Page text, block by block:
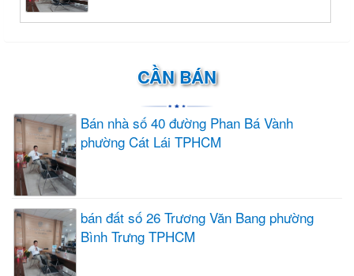
CẦN BÁN
Bán nhà số 40 đường Phan Bá Vành
phường Cát Lái TPHCM
bán đất số 26 Trương Văn Bang phường
Bình Trưng TPHCM